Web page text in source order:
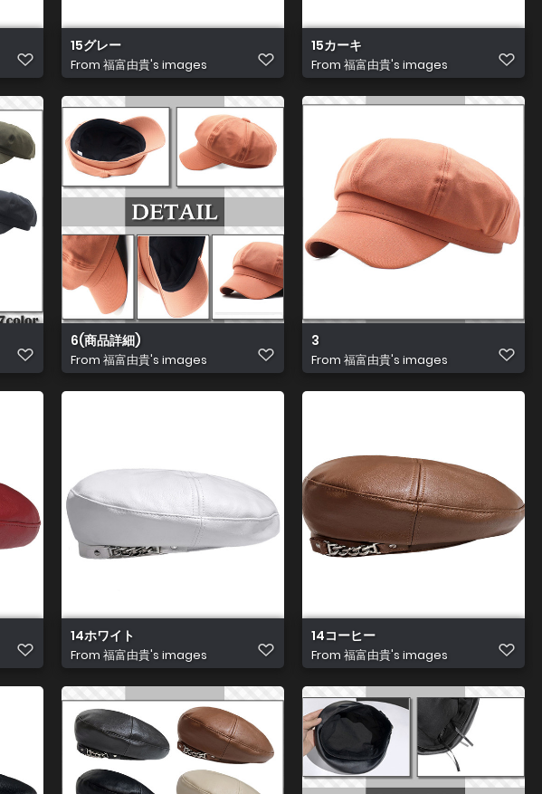
15グレー
From 福富由貴's images
15カーキ
From 福富由貴's images
6(商品詳細)
From 福富由貴's images
3
From 福富由貴's images
14ホワイト
From 福富由貴's images
14コーヒー
From 福富由貴's images